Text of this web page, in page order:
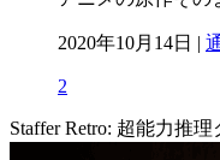
2020年10月14日 |
2
Staffer Retro: 超能力推理